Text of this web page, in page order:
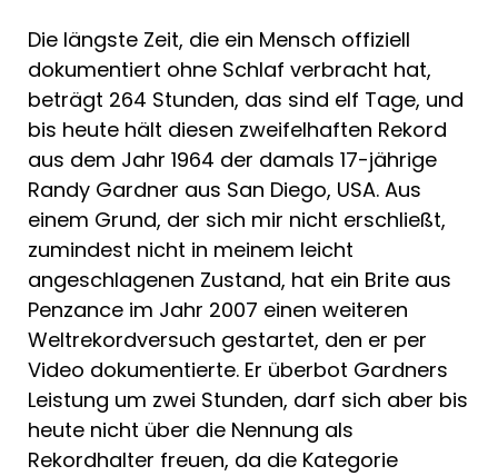
Die längste Zeit, die ein Mensch offiziell
dokumentiert ohne Schlaf verbracht hat,
beträgt 264 Stunden, das sind elf Tage, und
bis heute hält diesen zweifelhaften Rekord
aus dem Jahr 1964 der damals 17-jährige
Randy Gardner aus San Diego, USA. Aus
einem Grund, der sich mir nicht erschließt,
zumindest nicht in meinem leicht
angeschlagenen Zustand, hat ein Brite aus
Penzance im Jahr 2007 einen weiteren
Weltrekordversuch gestartet, den er per
Video dokumentierte. Er überbot Gardners
Leistung um zwei Stunden, darf sich aber bis
heute nicht über die Nennung als
Rekordhalter freuen, da die Kategorie